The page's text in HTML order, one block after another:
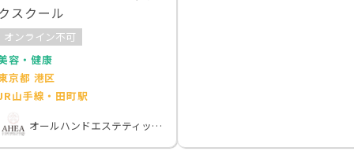
スクール
オンライン不可
容・健康
京都 港区
山手線・田町駅
オールハンドエステティック協会